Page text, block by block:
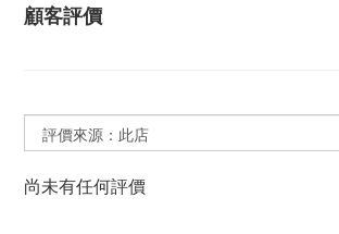
顧客評價
尚未有任何評價